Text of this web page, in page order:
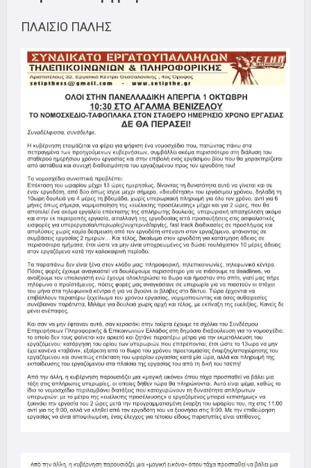
ΠΛΑΙΣΙΟ ΠΑΛΗΣ